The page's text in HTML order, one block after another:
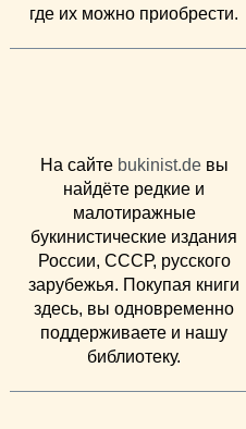
где их можно приобрести.
На сайте bukinist.deвы
найдёте редкие и
малотиражные
букинистические издания
России, СССР, русского
зарубежья. Покупая книги
здесь, вы одновременно
поддерживаете и нашу
библиотеку.